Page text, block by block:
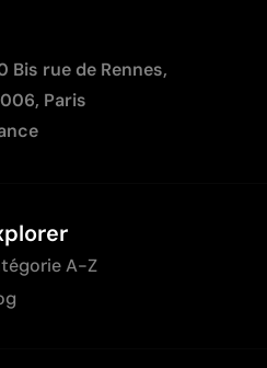
Bis rue de Rennes,
Paris
A-Z